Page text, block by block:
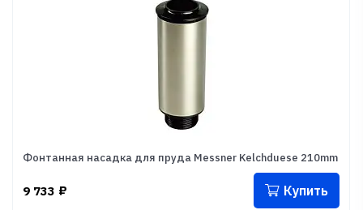
Фонтанная насадка для пруда Messner Kelchduese 210mm
9 733 ₽ Купить